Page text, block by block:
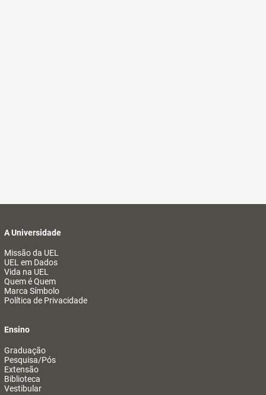
A Universidade
Missão da UEL
UEL em Dados
Vida na UEL
Quem é Quem
Marca Símbolo
Política de Privacidade
Ensino
Graduação
Pesquisa/Pós
Extensão
Biblioteca
Vestibular